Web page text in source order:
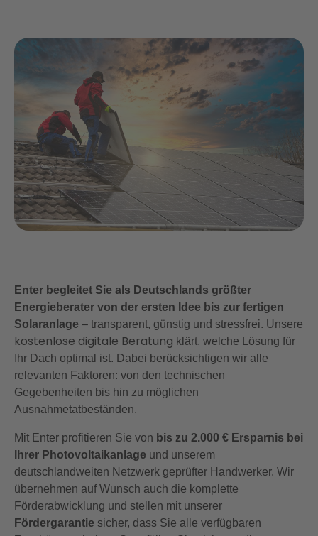
Enter begleitet Sie als Deutschlands größter
Energieberater von der ersten Idee bis zur fertigen
Solaranlage – transparent, günstig und stressfrei. Unsere
kostenlose digitale Beratung klärt, welche Lösung für
Ihr Dach optimal ist. Dabei berücksichtigen wir alle
relevanten Faktoren: von den technischen
Gegebenheiten bis hin zu möglichen
Ausnahmetatbeständen.
Mit Enter profitieren Sie von bis zu 2.000 € Ersparnis bei
Ihrer Photovoltaikanlage und unserem
deutschlandweiten Netzwerk geprüfter Handwerker. Wir
übernehmen auf Wunsch auch die komplette
Förderabwicklung und stellen mit unserer
Fördergarantie sicher, dass Sie alle verfügbaren